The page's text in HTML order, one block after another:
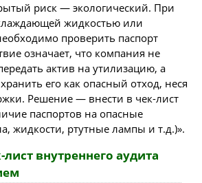
риск — экологический. При
жидкостью или
проверить паспорт
означает, что компания не
актив на утилизацию, а
его как опасный отход, неся
Решение — внести в чек-лист
паспортов на опасные
жидкости, ртутные лампы и т.д.)».
внутреннего аудита